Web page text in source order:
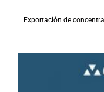
Exportación de